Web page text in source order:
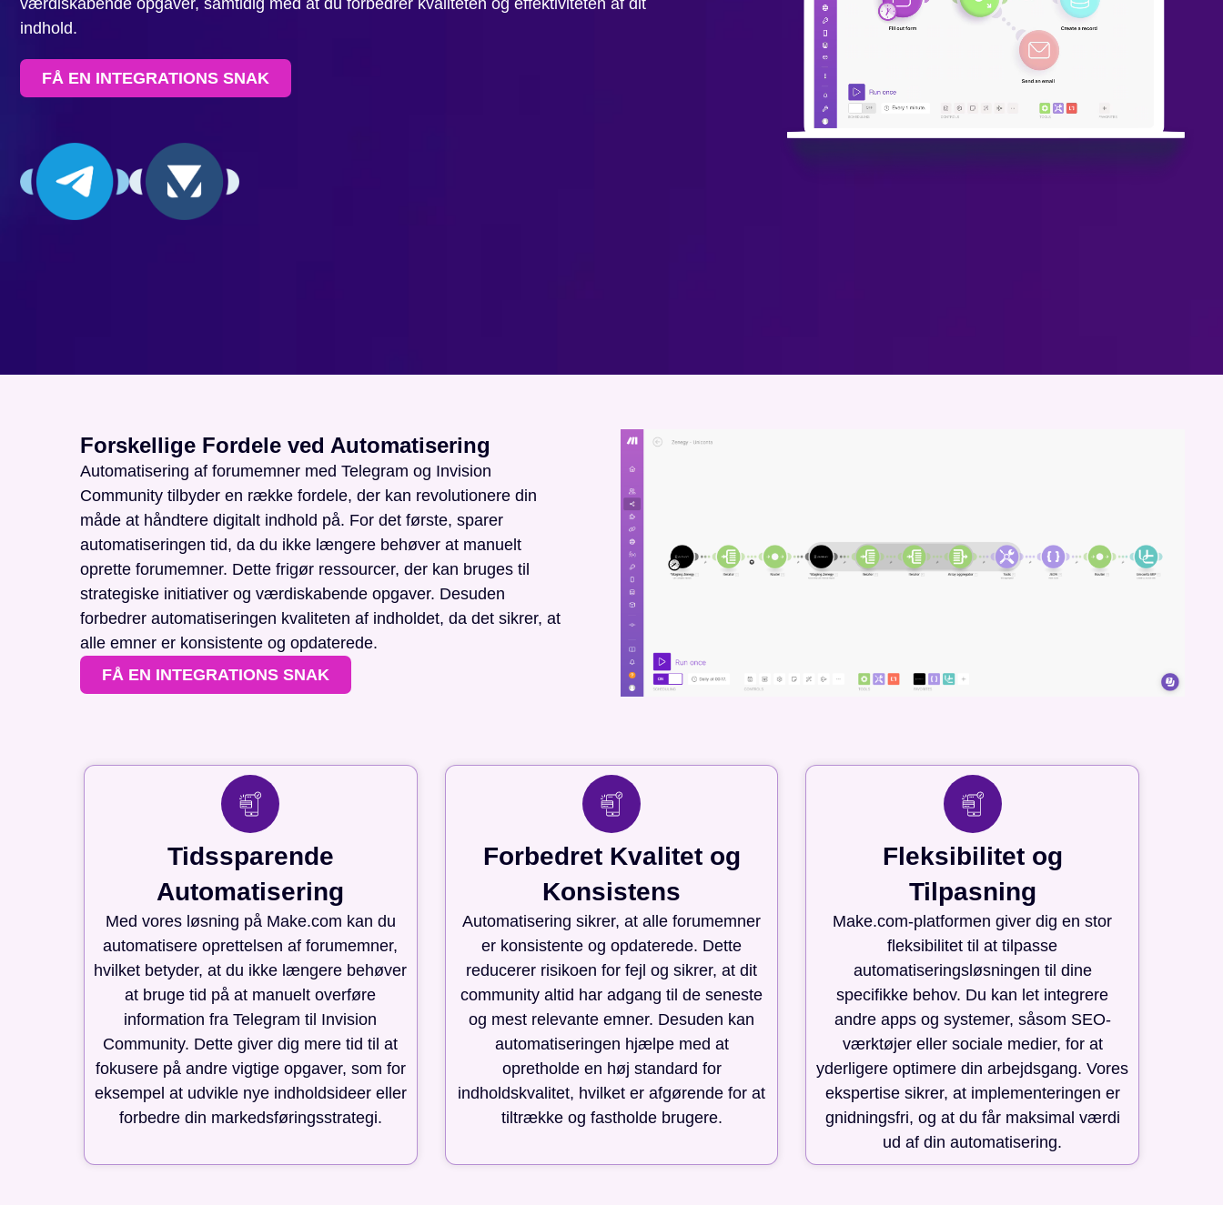
indhold.
FÅ EN INTEGRATIONS SNAK
Forskellige Fordele ved Automatisering
Automatisering af forumemner med Telegram og Invision
Community tilbyder en række fordele, der kan revolutionere din
måde at håndtere digitalt indhold på. For det første, sparer
automatiseringen tid, da du ikke længere behøver at manuelt
oprette forumemner. Dette frigør ressourcer, der kan bruges til
strategiske initiativer og værdiskabende opgaver. Desuden
forbedrer automatiseringen kvaliteten af indholdet, da det sikrer, at
alle emner er konsistente og opdaterede.
FÅ EN INTEGRATIONS SNAK
Tidssparende
Automatisering
Med vores løsning på Make.com kan du
automatisere oprettelsen af forumemner,
hvilket betyder, at du ikke længere behøver
at bruge tid på at manuelt overføre
information fra Telegram til Invision
Community. Dette giver dig mere tid til at
fokusere på andre vigtige opgaver, som for
eksempel at udvikle nye indholdsideer eller
forbedre din markedsføringsstrategi.
Forbedret Kvalitet og
Konsistens
Automatisering sikrer, at alle forumemner
er konsistente og opdaterede. Dette
reducerer risikoen for fejl og sikrer, at dit
community altid har adgang til de seneste
og mest relevante emner. Desuden kan
automatiseringen hjælpe med at
opretholde en høj standard for
indholdskvalitet, hvilket er afgørende for at
tiltrække og fastholde brugere.
Fleksibilitet og
Tilpasning
Make.com-platformen giver dig en stor
fleksibilitet til at tilpasse
automatiseringsløsningen til dine
specifikke behov. Du kan let integrere
andre apps og systemer, såsom SEO-
værktøjer eller sociale medier, for at
yderligere optimere din arbejdsgang. Vores
ekspertise sikrer, at implementeringen er
gnidningsfri, og at du får maksimal værdi
ud af din automatisering.